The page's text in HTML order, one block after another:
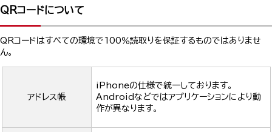
QRコードについて
QRコードはすべての環境で100％読取りを保証するものではありませ
ん。
アドレス帳
iPhoneの仕様で統一しております。
Androidなどではアプリケーションにより動
作が異なります。